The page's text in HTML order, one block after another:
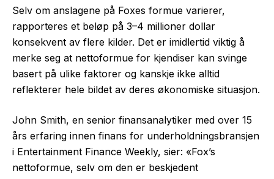
Selv om anslagene på Foxes formue varierer,
rapporteres et beløp på 3–4 millioner dollar
konsekvent av flere kilder. Det er imidlertid viktig å
merke seg at nettoformue for kjendiser kan svinge
basert på ulike faktorer og kanskje ikke alltid
reflekterer hele bildet av deres økonomiske situasjon.
John Smith, en senior finansanalytiker med over 15
års erfaring innen finans for underholdningsbransjen
i Entertainment Finance Weekly, sier: «Fox’s
nettoformue, selv om den er beskjedent